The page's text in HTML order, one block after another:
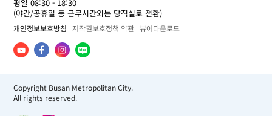
평일 08:30 - 18:30
(야간/공휴일 등 근무시간외는 당직실로 전환)
개인정보보호방침 저작권보호정책 약관 뷰어다운로드
Copyright Busan Metropolitan City.
All rights reserved.